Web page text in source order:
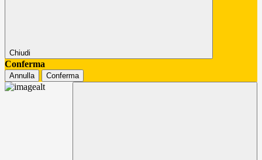
Chiudi
Conferma
Annulla Conferma